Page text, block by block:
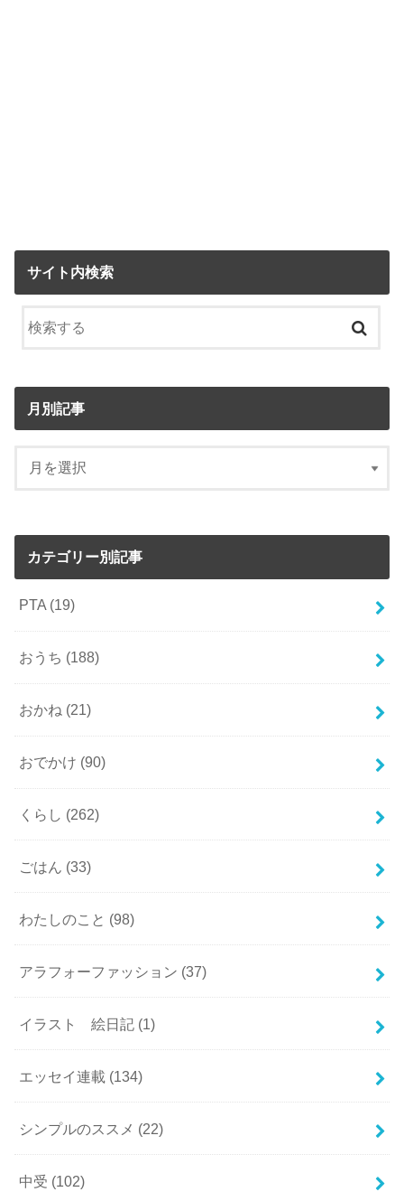
サイト内検索
月別記事
カテゴリー別記事
PTA (19)
おうち (188)
おかね (21)
おでかけ (90)
くらし (262)
ごはん (33)
わたしのこと (98)
アラフォーファッション (37)
イラスト 絵日記 (1)
エッセイ連載 (134)
シンプルのススメ (22)
中受 (102)